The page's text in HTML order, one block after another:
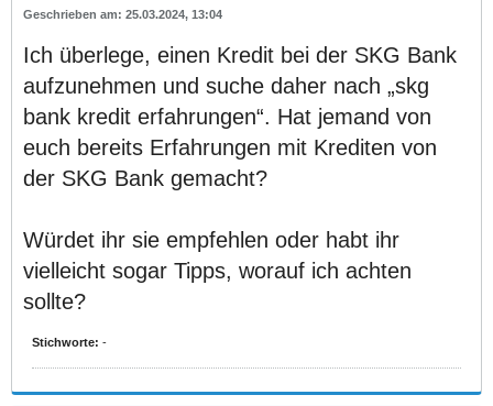
25.03.2024, 13:04
Ich überlege, einen Kredit bei der SKG Bank
aufzunehmen und suche daher nach „skg
bank kredit erfahrungen“. Hat jemand von
euch bereits Erfahrungen mit Krediten von
der SKG Bank gemacht?
Würdet ihr sie empfehlen oder habt ihr
vielleicht sogar Tipps, worauf ich achten
sollte?
Stichworte: -